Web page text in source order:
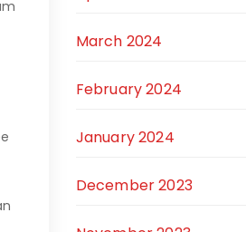
March 2024
February 2024
January 2024
December 2023